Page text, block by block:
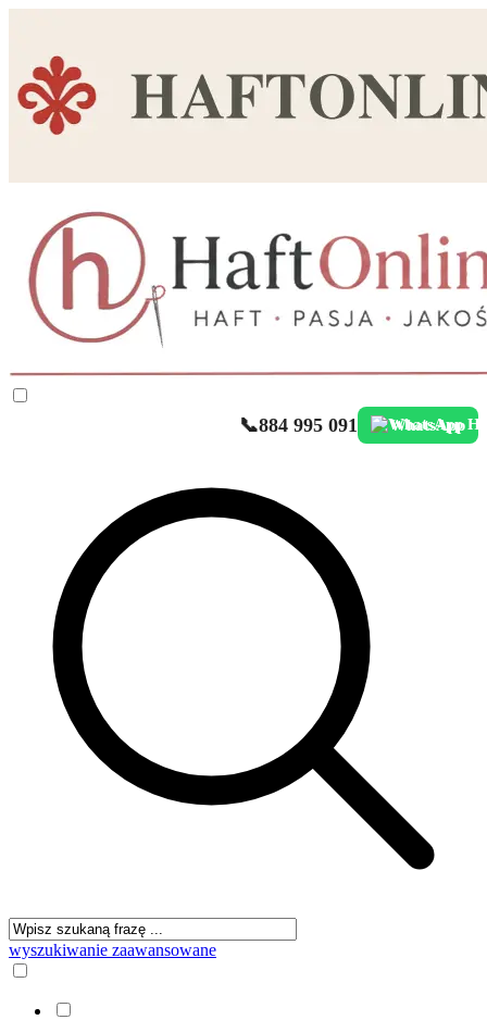
📞884 995 091 WhatsApp
wyszukiwanie zaawansowane